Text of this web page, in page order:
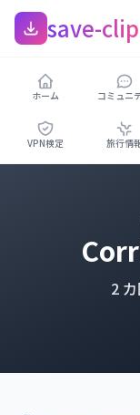
save-clip
ホーム コミュニ
VPN検定 旅行情
2